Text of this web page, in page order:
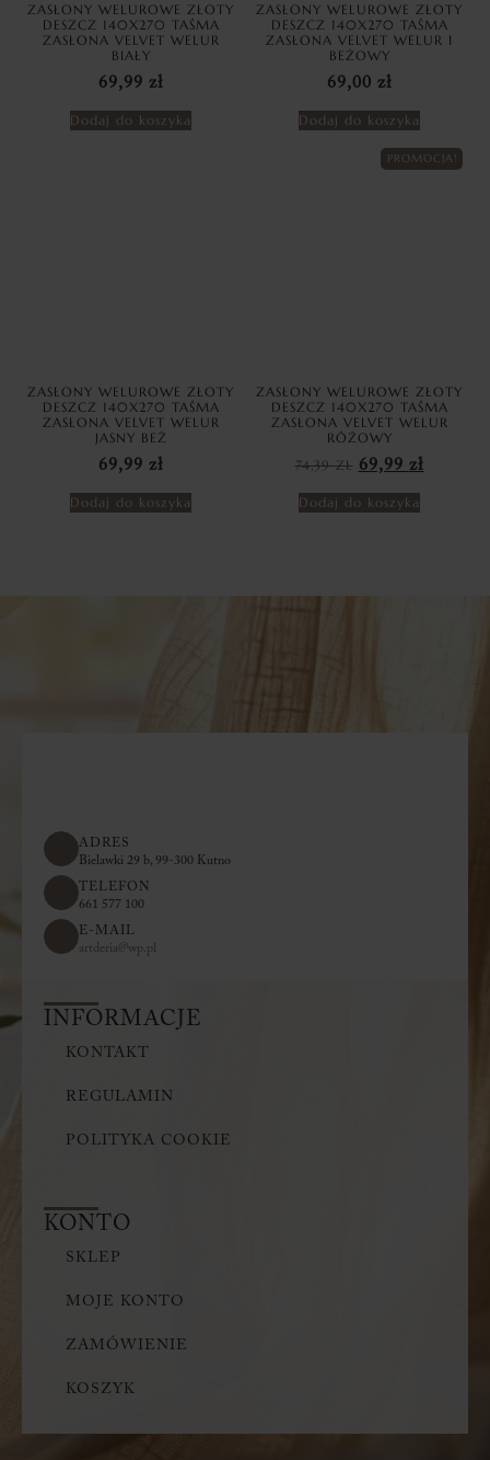
ZASŁONY WELUROWE ZŁOTY
DESZCZ 140X270 TAŚMA
ZASŁONA VELVET WELUR
BIAŁY
69,99 zł
Dodaj do koszyka
ZASŁONY WELUROWE ZŁOTY
DESZCZ 140X270 TAŚMA
ZASŁONA VELVET WELUR I
BEŻOWY
69,00 zł
Dodaj do koszyka
ZASŁONY WELUROWE ZŁOTY
DESZCZ 140X270 TAŚMA
ZASŁONA VELVET WELUR
JASNY BEŻ
69,99 zł
Dodaj do koszyka
PROMOCJA!
ZASŁONY WELUROWE ZŁOTY
DESZCZ 140X270 TAŚMA
ZASŁONA VELVET WELUR
RÓŻOWY
74,39ZŁ 69,99 zł
Dodaj do koszyka
ADRES
Bielawki 29 b, 99-300 Kutno
TELEFON
661 577 100
E-MAIL
artderia@wp.pl
INFORMACJE
KONTAKT
REGULAMIN
POLITYKA COOKIE
KONTO
SKLEP
MOJE KONTO
ZAMÓWIENIE
KOSZYK